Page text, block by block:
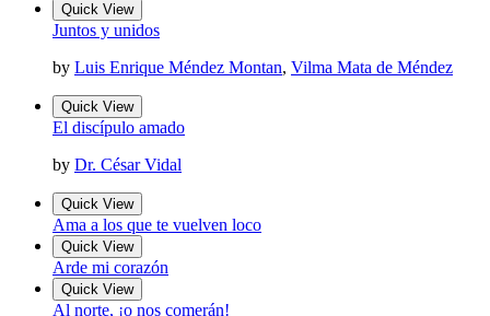
Quick View
Juntos y unidos
by Luis Enrique Méndez Montan, Vilma Mata de Méndez
Quick View
El discípulo amado
by Dr. César Vidal
Quick View
Ama a los que te vuelven loco
Quick View
Arde mi corazón
Quick View
Al norte, ¡o nos comerán!